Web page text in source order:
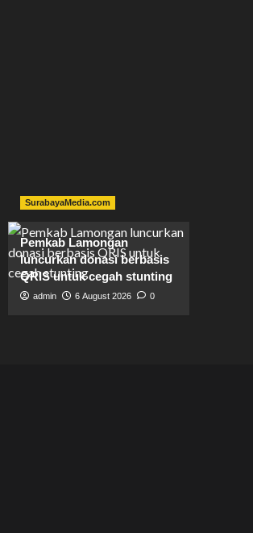
SurabayaMedia.com
Pemkab Lamongan
luncurkan donasi berbasis
QRIS untuk cegah stunting
admin 6 August 2026 0